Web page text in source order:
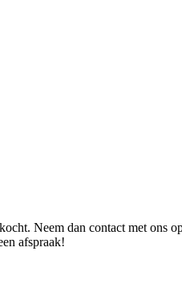
Neem dan contact met ons
afspraak!